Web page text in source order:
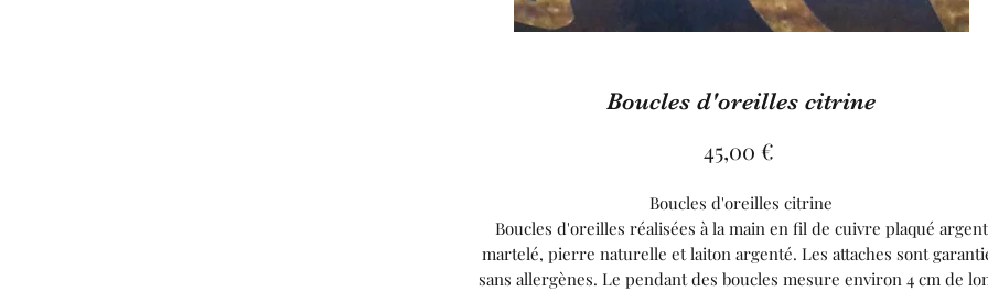
Boucles d'oreilles citrine
45,00 €Prix
Boucles d'oreilles citrine
Boucles d'oreilles réalisées à la main en fil de cuivre plaqué argent
martelé, pierre naturelle et laiton argenté. Les attaches sont
sans allergènes. Le pendant des boucles mesure environ 4 cm de